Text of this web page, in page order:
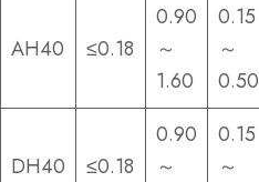
AH40 ≤0.18
0.90
～
1.60
0.15
～
0.50
DH40 ≤0.18
0.90
～
0.15
～